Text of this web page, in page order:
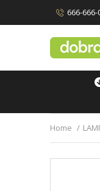
666-666-
Home